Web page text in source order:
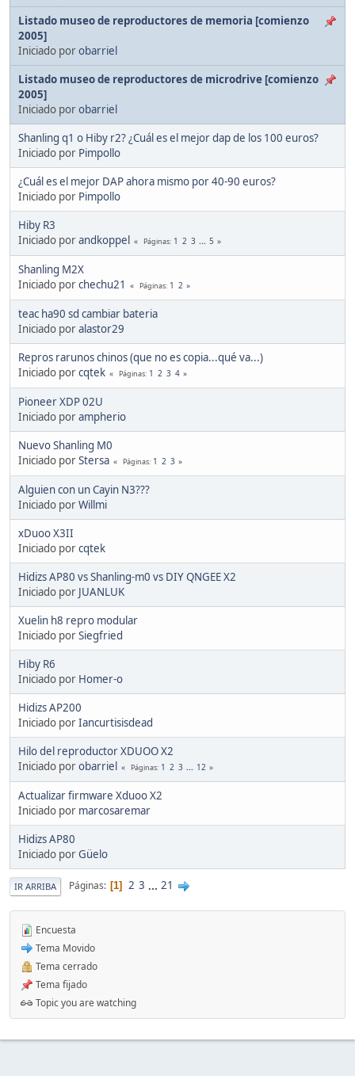
Listado museo de reproductores de memoria [comienzo
2005]
Iniciado porobarriel
Listado museo de reproductores de microdrive [comienzo
2005]
Iniciado porobarriel
Shanling q1 o Hiby r2? ¿Cuál es el mejor dap de los 100 euros?
Iniciado por Pimpollo
¿Cuál es el mejor DAP ahora mismo por 40-90 euros?
Iniciado por Pimpollo
Hiby R3
Iniciado porandkoppel Páginas 1 2 3 ... 5
Shanling M2X
Iniciado porchechu21 Páginas 1 2
teac ha90 sd cambiar bateria
Iniciado poralastor29
Repros rarunos chinos (que no es copia...qué va...)
Iniciado porcqtek Páginas 1 2 3 4
Pioneer XDP 02U
Iniciado porampherio
Nuevo Shanling M0
Iniciado porStersa Páginas 1 2 3
Alguien con un Cayin N3???
Iniciado porWillmi
xDuoo X3II
Iniciado porcqtek
Hidizs AP80 vs Shanling-m0 vs DIY QNGEE X2
Iniciado por JUANLUK
Xuelin h8 repro modular
Iniciado porSiegfried
Hiby R6
Iniciado por Homer-o
Hidizs AP200
Iniciado porIancurtisisdead
Hilo del reproductor XDUOO X2
Iniciado porobarriel Páginas 1 2 3 ... 12
Actualizar firmware Xduoo X2
Iniciado por marcosaremar
Hidizs AP80
Iniciado porGüelo
IR ARRIBA Páginas 1 2 3 ... 21
Encuesta
Tema Movido
Tema cerrado
Tema fijado
Topic you are watching